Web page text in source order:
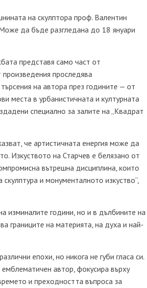
на скулптора проф. Валентин
да бъде разгледана до 18 януари
представя само част от
проследява
на автора през годините — от
места в урбанистичната и културната
специално за залите на „Квадрат
че артистичната енергия може да
Изкуството на Старчев е белязано от
вътрешна дисциплина, които
и монументалното изкуство“,
изминалите години, но и в дълбините на
границите на материята, на духа и най-
епохи, но никога не губи гласа си.
автор, фокусира върху
и преходността въпроса за